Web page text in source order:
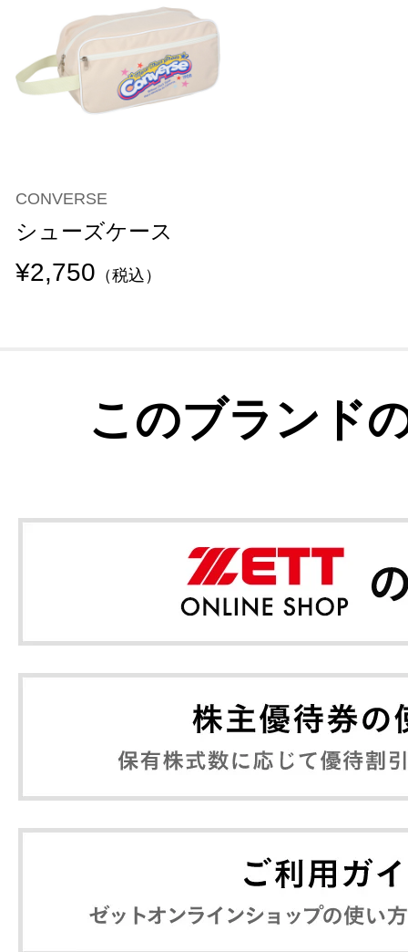
CONVERSE
シューズケース
¥2,750 （税込）
このブランド